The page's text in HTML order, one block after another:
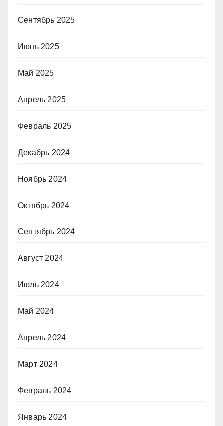
Сентябрь 2025
Июнь 2025
Май 2025
Апрель 2025
Февраль 2025
Декабрь 2024
Ноябрь 2024
Октябрь 2024
Сентябрь 2024
Август 2024
Июль 2024
Май 2024
Апрель 2024
Март 2024
Февраль 2024
Январь 2024